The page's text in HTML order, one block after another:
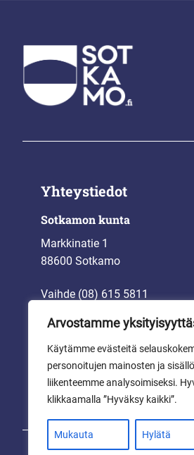
Arvostamme
Käytämme evästeitä
personoitujen mainosten ja
liikenteemme analysoimiseksi.
klikkaamalla ”Hyväksy kaikki”.
Mukauta Hylätä
Yhteystiedot
Sotkamon kunta
Markkinatie 1
88600 Sotkamo
Vaihde (08) 615 5811
etunimi.sukunimi@sotkamo.fi